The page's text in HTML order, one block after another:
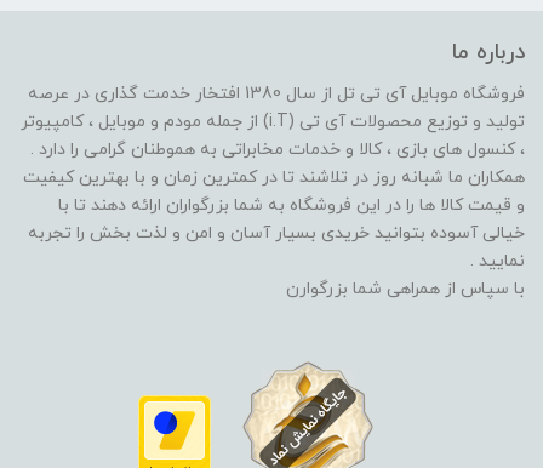
درباره ما
فروشگاه موبایل آی تی تل از سال 1380 افتخار خدمت گذاری در عرصه
تولید و توزیع محصولات آی تی (i.T) از جمله مودم و موبایل ، کامپیوتر
، کنسول های بازی ، کالا و خدمات مخابراتی به هموطنان گرامی را دارد .
همکاران ما شبانه روز در تلاشند تا در کمترین زمان و با بهترین کیفیت
و قیمت کالا ها را در این فروشگاه به شما بزرگواران ارائه دهند تا با
خیالی آسوده بتوانید خریدی بسیار آسان و امن و لذت بخش را تجربه
نمایید .
با سپاس از همراهی شما بزرگوارن